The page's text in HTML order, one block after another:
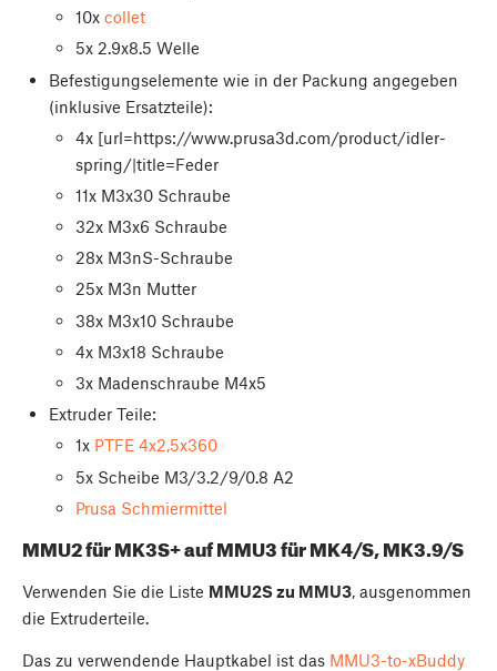
10x collet
5x 2.9x8.5 Welle
Befestigungselemente wie in der Packung angegeben
(inklusive Ersatzteile):
4x [url=https://www.prusa3d.com/product/idler-
spring/|title=Feder
11x M3x30 Schraube
32x M3x6 Schraube
28x M3nS-Schraube
25x M3n Mutter
38x M3x10 Schraube
4x M3x18 Schraube
3x Madenschraube M4x5
Extruder Teile:
1x PTFE 4x2,5x360
5x Scheibe M3/3.2/9/0.8 A2
Prusa Schmiermittel
MMU2 für MK3S+ auf MMU3 für MK4/S, MK3.9/S
Verwenden Sie die Liste MMU2S zu MMU3 , ausgenommen
die Extruderteile.
Das zu verwendende Hauptkabel ist das MMU3-to-xBuddy